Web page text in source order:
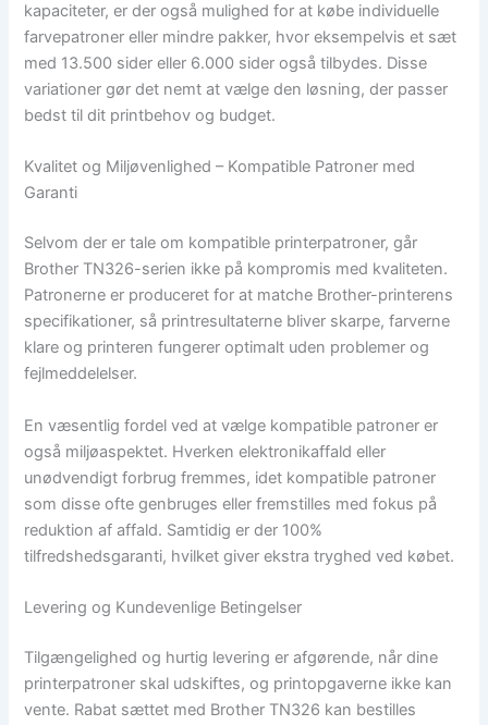
kapaciteter, er der også mulighed for at købe individuelle
farvepatroner eller mindre pakker, hvor eksempelvis et sæt
med 13.500 sider eller 6.000 sider også tilbydes. Disse
variationer gør det nemt at vælge den løsning, der passer
bedst til dit printbehov og budget.
Kvalitet og Miljøvenlighed – Kompatible Patroner med
Garanti
Selvom der er tale om kompatible printerpatroner, går
Brother TN326-serien ikke på kompromis med kvaliteten.
Patronerne er produceret for at matche Brother-printerens
specifikationer, så printresultaterne bliver skarpe, farverne
klare og printeren fungerer optimalt uden problemer og
fejlmeddelelser.
En væsentlig fordel ved at vælge kompatible patroner er
også miljøaspektet. Hverken elektronikaffald eller
unødvendigt forbrug fremmes, idet kompatible patroner
som disse ofte genbruges eller fremstilles med fokus på
reduktion af affald. Samtidig er der 100%
tilfredshedsgaranti, hvilket giver ekstra tryghed ved købet.
Levering og Kundevenlige Betingelser
Tilgængelighed og hurtig levering er afgørende, når dine
printerpatroner skal udskiftes, og printopgaverne ikke kan
vente. Rabat sættet med Brother TN326 kan bestilles